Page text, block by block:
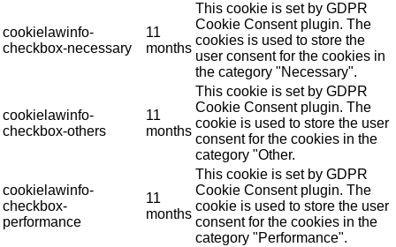
cookielawinfo-
checkbox-necessary
11
months
This cookie is set by GDPR
Cookie Consent plugin. The
cookies is used to store the
user consent for the cookies in
the category "Necessary".
cookielawinfo-
checkbox-others
11
months
This cookie is set by GDPR
Cookie Consent plugin. The
cookie is used to store the user
consent for the cookies in the
category "Other.
cookielawinfo-
checkbox-
performance
11
months
This cookie is set by GDPR
Cookie Consent plugin. The
cookie is used to store the user
consent for the cookies in the
category "Performance".